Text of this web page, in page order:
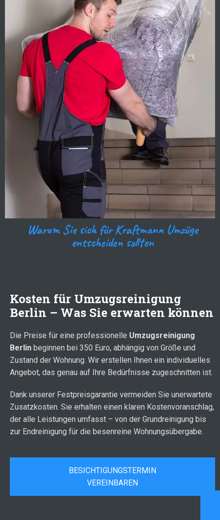
Warum Sie sich für Kraftmann Umzüge
entscheiden sollten
Kosten für Umzugsreinigung
Berlin – Was Sie erwarten können
Die Preise für eine professionelle Umzugsreinigung
Berlin beginnen bei 350 Euro, abhängig von Größe und
Zustand der Wohnung. Wir erstellen Ihnen ein individuelles
Angebot, das genau auf Ihre Bedürfnisse zugeschnitten ist.
Dank unserer Festpreisgarantie vermeiden Sie unerwartete
Zusatzkosten. Sie erhalten einen klaren Kostenvoranschlag,
der alle Leistungen umfasst – von der Grundreinigung bis
zur Endreinigung für die besenreine Wohnungsübergabe.
BESICHTIGUNGSTERMIN
VEREINBAREN